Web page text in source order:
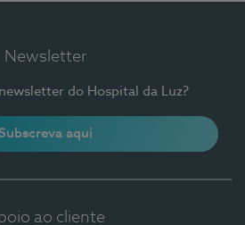
Newsletter
do Hospital da Luz?
aqui
ao cliente